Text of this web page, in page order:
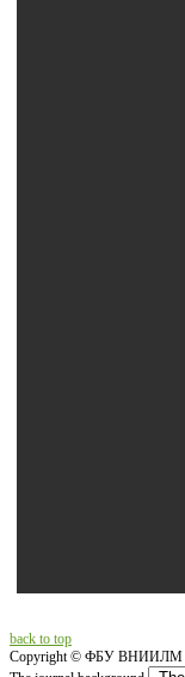
back to top
Copyright © ФБУ ВНИИЛМ